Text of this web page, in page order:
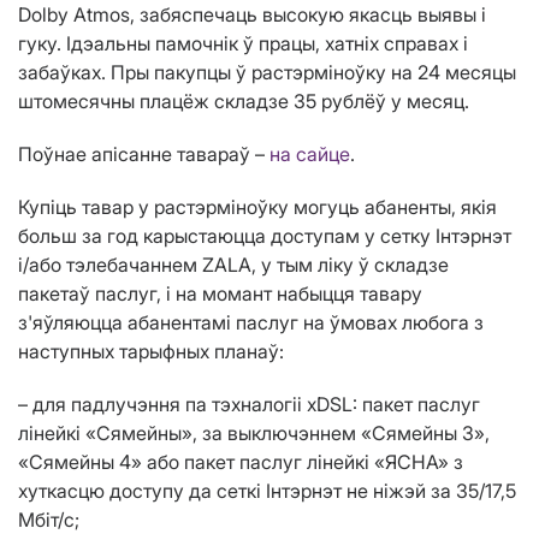
Dolby Atmos, забяспечаць высокую якасць выявы і
гуку. Ідэальны памочнік ў працы, хатніх справах і
забаўках. Пры пакупцы ў растэрміноўку на 24 месяцы
штомесячны плацёж складзе 35 рублёў у месяц.
Поўнае апісанне тавараў – на сайце.
Купіць тавар у растэрміноўку могуць абаненты, якія
больш за год карыстаюцца доступам у сетку Інтэрнэт
і/або тэлебачаннем ZALA, у тым ліку ў складзе
пакетаў паслуг, і на момант набыцця тавару
з'яўляюцца абанентамі паслуг на ўмовах любога з
наступных тарыфных планаў:
– для падлучэння па тэхналогіі xDSL: пакет паслуг
лінейкі «Сямейны», за выключэннем «Сямейны 3»,
«Сямейны 4» або пакет паслуг лінейкі «ЯСНА» з
хуткасцю доступу да сеткі Інтэрнэт не ніжэй за 35/17,5
Мбіт/с;